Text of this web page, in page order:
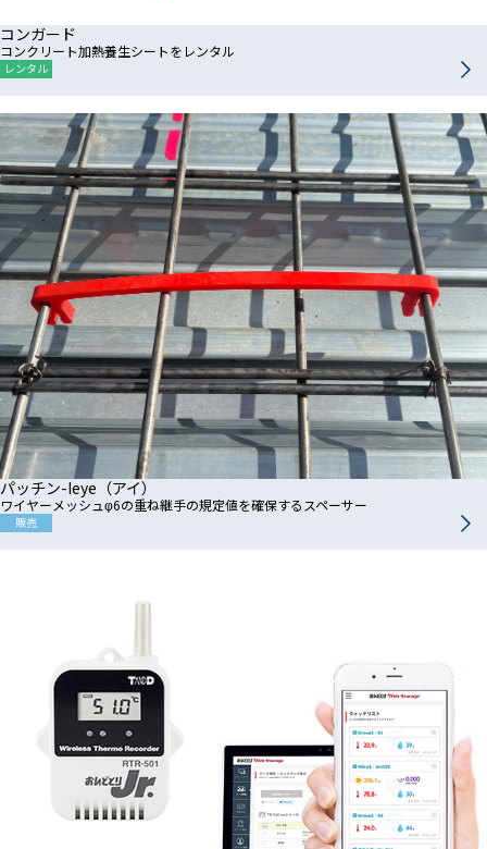
コンガード
コンクリート加熱養生シートをレンタル
レンタル
パッチン-Ieye（アイ）
ワイヤーメッシュφ6の重ね継手の規定値を確保するスペーサー
販売